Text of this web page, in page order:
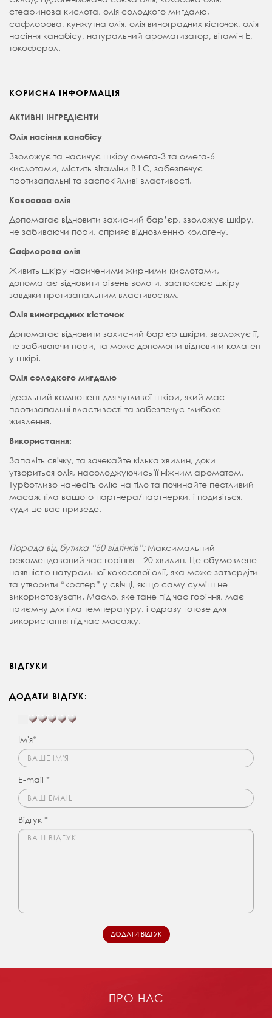
стеаринова кислота, олія солодкого мигдалю,
сафлорова, кунжутна олія, олія виноградних кісточок, олія
насіння канабісу, натуральний ароматизатор, вітамін Е,
токоферол.
КОРИСНА ІНФОРМАЦІЯ
АКТИВНІ ІНГРЕДІЄНТИ
Олія насіння канабісу
Зволожує та насичує шкіру омега-3 та омега-6
кислотами, містить вітаміни В і С, забезпечує
протизапальні та заспокійливі властивості.
Кокосова олія
Допомагає відновити захисний бар’єр, зволожує шкіру,
не забиваючи пори, сприяє відновленню колагену.
Сафлорова олія
Живить шкіру насиченими жирними кислотами,
допомагає відновити рівень вологи, заспокоює шкіру
завдяки протизапальним властивостям.
Олія виноградних кісточок
Допомагає відновити захисний бар'єр шкіри, зволожує її,
не забиваючи пори, та може допомогти відновити колаген
у шкірі.
Олія солодкого мигдалю
Ідеальний компонент для чутливої ​​шкіри, який має
протизапальні властивості та забезпечує глибоке
живлення.
Використання:
Запаліть свічку, та зачекайте кілька хвилин, доки
утвориться олія, насолоджуючись її ніжним ароматом.
Турботливо нанесіть олію на тіло та починайте пестливий
масаж тіла вашого партнера/партнерки, і подивіться,
куди це вас приведе.
Порада від бутика “50 відтінків”:Максимальний
рекомендований час горіння – 20 хвилин. Це обумовлене
наявністю натуральної кокосової олії, яка може затвердіти
та утворити “кратер” у свічці, якщо саму суміш не
використовувати. Масло, яке тане під час горіння, має
приємну для тіла температуру, і одразу готове для
використання під час масажу.
ВІДГУКИ
ДОДАТИ ВІДГУК:
Ім'я*
E-mail *
Відгук *
ПРО НАС